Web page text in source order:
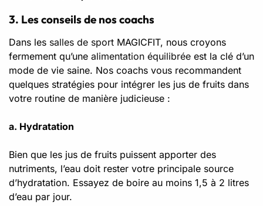
3. Les conseils de nos coachs
Dans les salles de sport MAGICFIT, nous croyons
fermement qu’une alimentation équilibrée est la clé d’un
mode de vie saine. Nos coachs vous recommandent
quelques stratégies pour intégrer les jus de fruits dans
votre routine de manière judicieuse :
a. Hydratation
Bien que les jus de fruits puissent apporter des
nutriments, l’eau doit rester votre principale source
d’hydratation. Essayez de boire au moins 1,5 à 2 litres
d’eau par jour.